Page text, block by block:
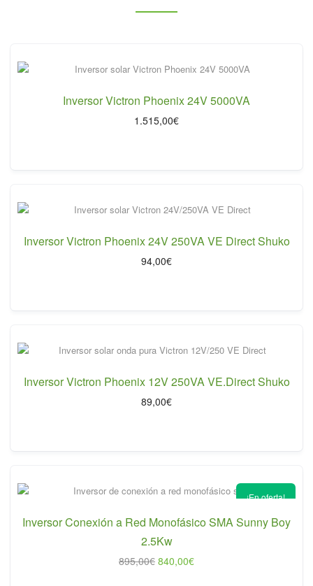
Inversor Victron Phoenix 24V 5000VA
1.515,00€
Inversor Victron Phoenix 24V 250VA VE Direct Shuko
94,00€
Inversor Victron Phoenix 12V 250VA VE.Direct Shuko
89,00€
¡En oferta!
Inversor Conexión a Red Monofásico SMA Sunny Boy
2.5Kw
895,00€ El
840,00€El